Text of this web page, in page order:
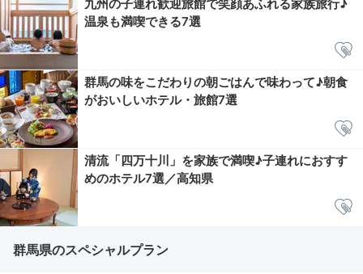
九州の子連れ歓迎旅館で笑顔あふれる家族旅行♪
温泉も満喫できる7選
群馬の味をこだわりの朝ごはんで味わって♪朝食
がおいしいホテル・旅館7選
清流「四万十川」を家族で満喫♪子連れにおすす
めのホテル7選／高知県
群馬県のスペシャルプラン